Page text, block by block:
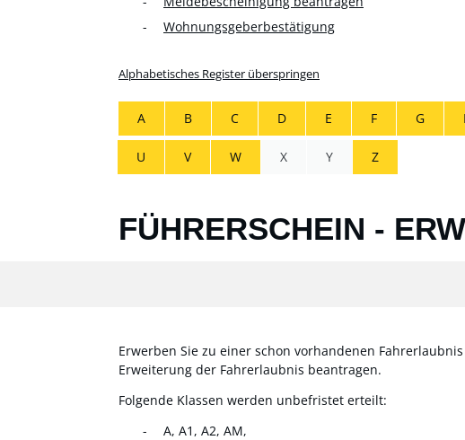
Wohnungsgeberbestätigung
Alphabetisches Register überspringen
A B C D E F G
U V W X Y Z
FÜHRERSCHEIN -
Erwerben Sie zu einer schon vorhandenen
Erweiterung der Fahrerlaubnis beantragen.
Folgende Klassen werden unbefristet erteilt:
A, A1, A2, AM,